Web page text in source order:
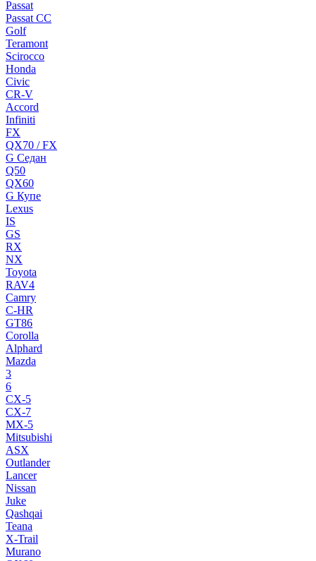
Passat
Passat CC
Golf
Teramont
Scirocco
Honda
Civic
CR-V
Accord
Infiniti
FX
QX70 / FX
G Cедан
Q50
QX60
G Купе
Lexus
IS
GS
RX
NX
Toyota
RAV4
Camry
C-HR
GT86
Corolla
Alphard
Mazda
3
6
CX-5
CX-7
MX-5
Mitsubishi
ASX
Outlander
Lancer
Nissan
Juke
Qashqai
Teana
X-Trail
Murano